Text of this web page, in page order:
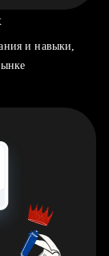
и навыки,